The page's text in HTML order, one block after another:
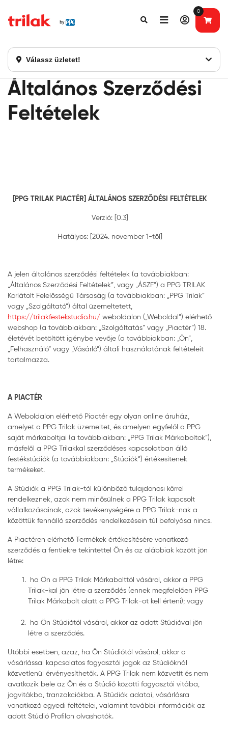
Válassz üzletet!
0
Fontos tájékoztatás!
Általános Szerződési
Feltételek
[PPG TRILAK PIACTÉR] ÁLTALÁNOS SZERZŐDÉSI FELTÉTELEK
Verzió: [0.3]
Hatályos: [2024. november 1-től]
A jelen általános szerződési feltételek (a továbbiakban:
„Általános Szerződési Feltételek”, vagy „ÁSZF”) a PPG TRILAK
Korlátolt Felelősségű Társaság (a továbbiakban: „PPG Trilak”
vagy „Szolgáltató”) által üzemeltetett,
https://trilakfestekstudio.hu/ weboldalon („Weboldal”) elérhető
webshop (a továbbiakban: „Szolgáltatás” vagy „Piactér”) 18.
életévét betöltött igénybe vevője (a továbbiakban: „Ön”,
„Felhasználó” vagy „Vásárló”) általi használatának feltételeit
tartalmazza.
A PIACTÉR
A Weboldalon elérhető Piactér egy olyan online áruház,
amelyet a PPG Trilak üzemeltet, és amelyen egyfelől a PPG
saját márkaboltjai (a továbbiakban: „PPG Trilak Márkaboltok”),
másfelől a PPG Trilakkal szerződéses kapcsolatban álló
festékstúdiók (a továbbiakban: „Stúdiók”) értékesítenek
termékeket.
A Stúdiók a PPG Trilak-tól különböző tulajdonosi körrel
rendelkeznek, azok nem minősülnek a PPG Trilak kapcsolt
vállalkozásainak, azok tevékenységére a PPG Trilak-nak a
közöttük fennálló szerződés rendelkezésein túl befolyása nincs.
A Piactéren elérhető Termékek értékesítésére vonatkozó
szerződés a fentiekre tekintettel Ön és az alábbiak között jön
létre:
ha Ön a PPG Trilak Márkabolttól vásárol, akkor a PPG
Trilak-kal jön létre a szerződés (ennek megfelelően PPG
Trilak Márkabolt alatt a PPG Trilak-ot kell érteni); vagy
ha Ön Stúdiótól vásárol, akkor az adott Stúdióval jön
létre a szerződés.
Utóbbi esetben, azaz, ha Ön Stúdiótól vásárol, akkor a
vásárlással kapcsolatos fogyasztói jogok az Stúdióknál
közvetlenül érvényesíthetők. A PPG Trilak nem közvetít és nem
avatkozik bele az Ön és a Stúdió közötti fogyasztói vitába,
jogvitákba, tranzakciókba. A Stúdiók adatai, vásárlásra
vonatkozó egyedi feltételei, valamint további információk az
adott Stúdió Profilon olvashatók.